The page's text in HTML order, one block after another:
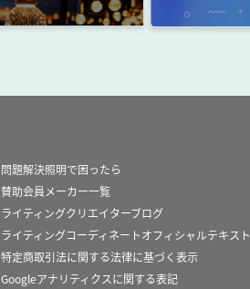
問題解決照明で困ったら
賛助会員メーカー一覧
ライティングクリエイターブログ
ライティングコーディネートオフィシャルテキスト
特定商取引法に関する法律に基づく表示
Googleアナリティクスに関する表記